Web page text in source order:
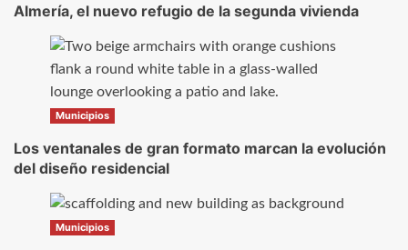
Almería, el nuevo refugio de la segunda vivienda
Municipios
Los ventanales de gran formato marcan la evolución
del diseño residencial
Municipios